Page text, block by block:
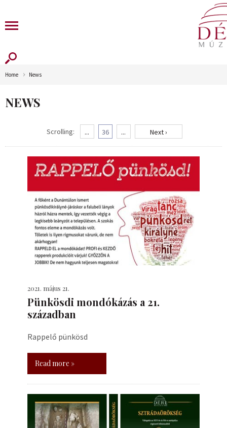
Home News
NEWS
Scrolling: ... 36 ... Next ›
2021. május 21.
Pünkösdi mondókázás a 21.
században
Rappelő pünkösd
Read more »